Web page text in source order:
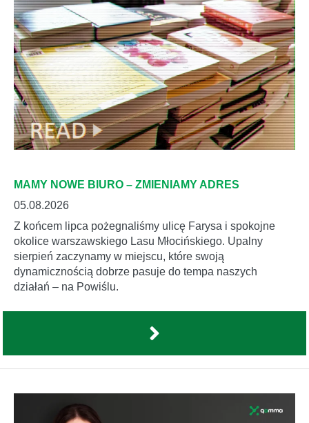
MAMY NOWE BIURO – ZMIENIAMY ADRES
05.08.2026
Z końcem lipca pożegnaliśmy ulicę Farysa i spokojne
okolice warszawskiego Lasu Młocińskiego. Upalny
sierpień zaczynamy w miejscu, które swoją
dynamicznością dobrze pasuje do tempa naszych
działań – na Powiślu.